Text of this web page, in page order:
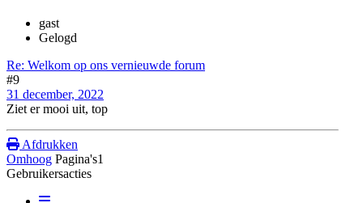
gast
Gelogd
Re: Welkom op ons vernieuwde forum
#9
31 december, 2022
Ziet er mooi uit, top
Afdrukken
Omhoog Pagina's1
Gebruikersacties